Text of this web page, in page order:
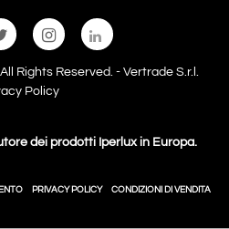
Rights Reserved. - Vertrade S.r.l.
Policy
dei prodotti Iperlux in Europa.
PRIVACY POLICY CONDIZIONI DI VENDITA